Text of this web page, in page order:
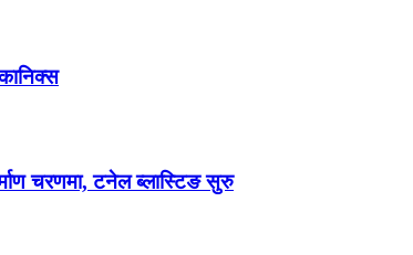
चरणमा, टनेल ब्लास्टिङ सुरु